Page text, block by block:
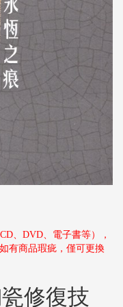
、DVD、電子書等），
有商品瑕疵，僅可更換
修復技